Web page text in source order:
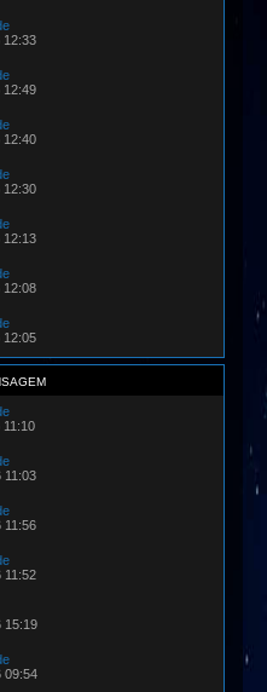
12:33
12:49
12:40
12:30
12:13
12:08
12:05
11:10
11:03
11:56
11:52
15:19
09:54